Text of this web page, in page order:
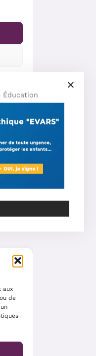
February 2022
Éducation